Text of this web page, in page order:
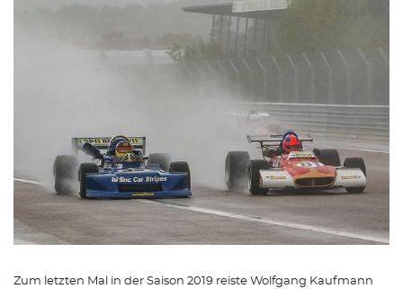
Zum letzten Mal in der Saison 2019 reiste Wolfgang Kaufmann